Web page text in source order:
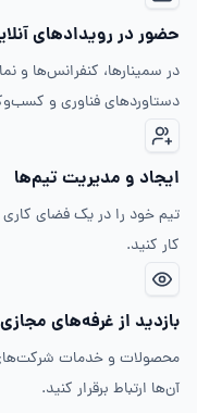
حضور در رویدادهای
در سمینارها، کنفرانس‌ها و
دستاوردهای فناوری و
ایجاد و مدیریت تیم‌ها
تیم خود را در یک فضای
کار کنید.
بازدید از غرفه‌های
محصولات و خدمات شرکت‌های
آن‌ها ارتباط برقرار کنید.